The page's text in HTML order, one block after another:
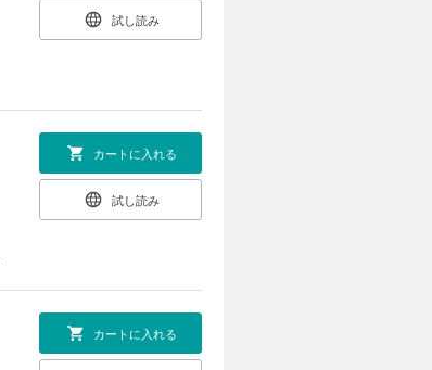
試し読み
カートに入れる
試し読み
カートに入れる